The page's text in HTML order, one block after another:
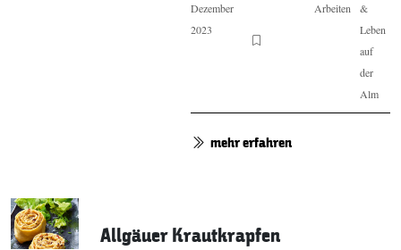
Dezember
2023
Arbeiten
&
Leben
auf
der
Alm
mehr erfahren
Allgäuer Krautkrapfen